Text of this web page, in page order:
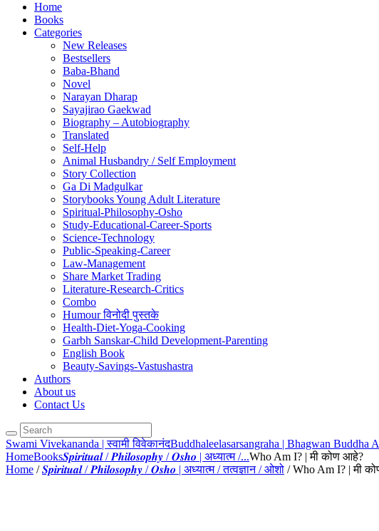
Home
Books
Categories
New Releases
Bestsellers
Baba-Bhand
Novel
Narayan Dharap
Sayajirao Gaekwad
Biography – Autobiography
Translated
Self-Help
Animal Husbandry / Self Employment
Story Collection
Ga Di Madgulkar
Storybooks Young Adult Literature
Spiritual-Philosophy-Osho
Study-Educational-Career-Sports
Science-Technology
Public-Speaking-Career
Law-Management
Share Market Trading
Literature-Research-Critics
Combo
Humour विनोदी पुस्तके
Health-Diet-Yoga-Cooking
Garbh Sanskar-Child Development-Parenting
English Book
Beauty-Savings-Vastushastra
Authors
About us
Contact Us
Swami Vivekananda | स्वामी विवेकानंदBuddhaleelasarsangraha | Bhagwan Buddha
HomeBooks𝑺𝒑𝒊𝒓𝒊𝒕𝒖𝒂𝒍 / 𝑷𝒉𝒊𝒍𝒐𝒔𝒐𝒑𝒉𝒚 / 𝑶𝒔𝒉𝒐 | अध्यात्म /...Who Am I? | मी कोण आहे?
Home /𝑺𝒑𝒊𝒓𝒊𝒕𝒖𝒂𝒍 / 𝑷𝒉𝒊𝒍𝒐𝒔𝒐𝒑𝒉𝒚 / 𝑶𝒔𝒉𝒐 | अध्यात्म / तत्वज्ञान / ओशो / Who Am I? | मी